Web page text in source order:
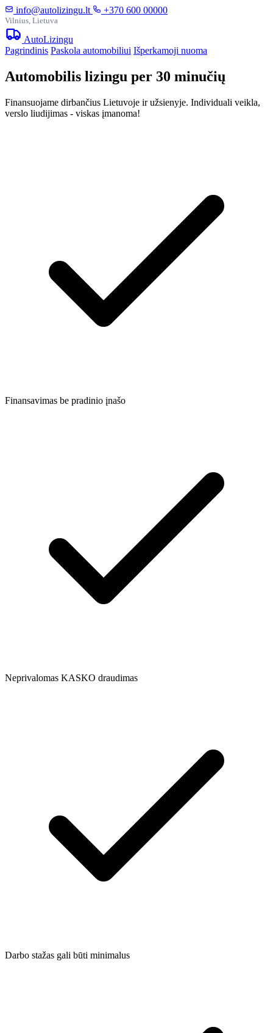
info@autolizingu.lt +370 600 00000
Vilnius, Lietuva
AutoLizingu
Pagrindinis Paskola automobiliui Išperkamoji nuoma
Automobilis lizingu per 30 minučių
Finansuojame dirbančius Lietuvoje ir užsienyje. Individuali veikla,
verslo liudijimas - viskas įmanoma!
Finansavimas be pradinio įnašo
Neprivalomas KASKO draudimas
Darbo stažas gali būti minimalus